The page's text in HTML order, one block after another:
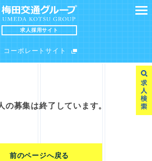
求人採用サイト
コーポレートサイト
求職者の皆様へ
の募集は終了しています。
前のページへ戻る